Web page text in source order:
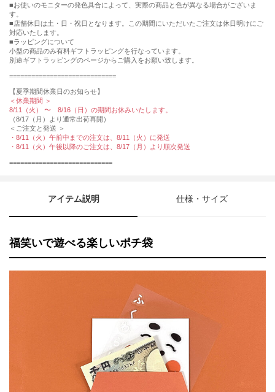
お使いのモニターの発色具合によって、実際の商品と色が異なる場合がございま
す。
■店舗休日は土・日・祝日となります。この期間にいただいたご注文は休日明けにご
対応いたします。
■ラッピングについて
小型の商品のみ有料ギフトラッピングを行なっています。
別途ギフトラッピングのページからご購入をお願い致します。
=============================
【夏季期間休業日のお知らせ】
＜休業期間 ＞
8/11（火） 〜 8/16（日）の期間お休みいたします。
（8/17（月）より通常出荷再開）
＜ご注文と発送 ＞
・8/11（火）午前中までの注文は、8/11（火）に発送
・8/11（火）午後以降のご注文は、8/17（月）より順次発送
============================
アイテム説明 仕様・サイズ
福笑いで遊べる楽しいポチ袋